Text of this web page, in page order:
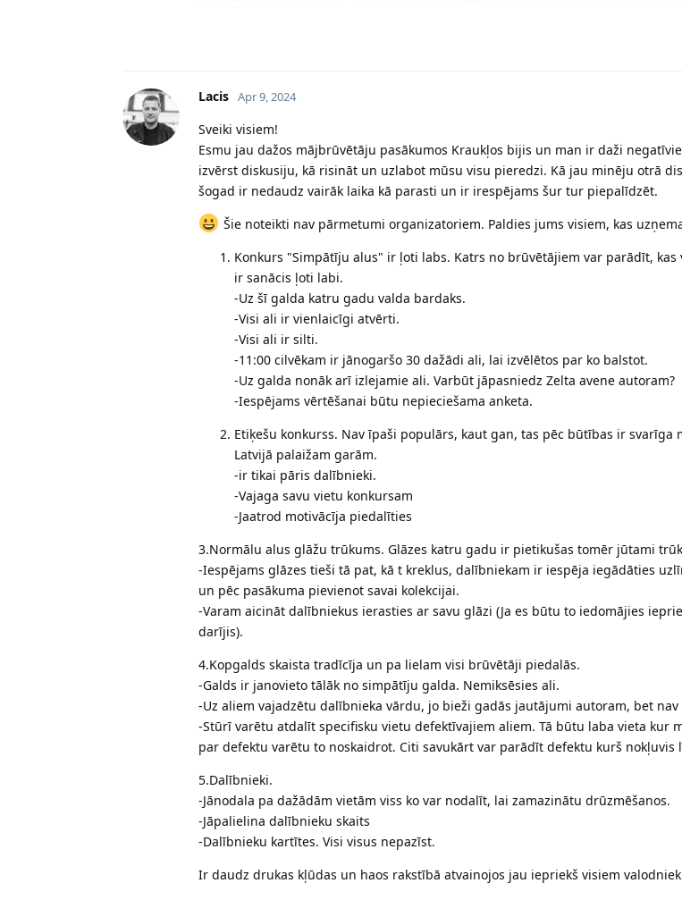
Lacis Apr 9, 2024
Sveiki visiem!
Esmu jau dažos mājbrūvētāju pasākumos Kraukļos bijis un man ir daži
izvērst diskusiju, kā risināt un uzlabot mūsu visu pieredzi. Kā jau minēju otrā
šogad ir nedaudz vairāk laika kā parasti un ir irespējams šur tur piepalīdzēt.
Šie noteikti nav pārmetumi organizatoriem. Paldies jums visiem, kas
Konkurs "Simpātīju alus" ir ļoti labs. Katrs no brūvētājiem var parādīt, kas
ir sanācis ļoti labi.
-Uz šī galda katru gadu valda bardaks.
-Visi ali ir vienlaicīgi atvērti.
-Visi ali ir silti.
-11:00 cilvēkam ir jānogaršo 30 dažādi ali, lai izvēlētos par ko balstot.
-Uz galda nonāk arī izlejamie ali. Varbūt jāpasniedz Zelta avene autoram?
-Iespējams vērtēšanai būtu nepieciešama anketa.
Etiķešu konkurss. Nav īpaši populārs, kaut gan, tas pēc būtības ir svarīga
Latvijā palaižam garām.
-ir tikai pāris dalībnieki.
-Vajaga savu vietu konkursam
-Jaatrod motivācīja piedalīties
3.Normālu alus glāžu trūkums. Glāzes katru gadu ir pietikušas tomēr jūtami
-Iespējams glāzes tieši tā pat, kā t kreklus, dalībniekam ir iespēja iegādāties
un pēc pasākuma pievienot savai kolekcijai.
-Varam aicināt dalībniekus ierasties ar savu glāzi (Ja es būtu to iedomājies
darījis).
4.Kopgalds skaista tradīcīja un pa lielam visi brūvētāji piedalās.
-Galds ir janovieto tālāk no simpātīju galda. Nemiksēsies ali.
-Uz aliem vajadzētu dalībnieka vārdu, jo bieži gadās jautājumi autoram, bet
-Stūrī varētu atdalīt specifisku vietu defektīvajiem aliem. Tā būtu laba vieta kur
par defektu varētu to noskaidrot. Citi savukārt var parādīt defektu kurš nokļuvis
5.Dalībnieki.
-Jānodala pa dažādām vietām viss ko var nodalīt, lai zamazinātu drūzmēšanos.
-Jāpalielina dalībnieku skaits
-Dalībnieku kartītes. Visi visus nepazīst.
Ir daudz drukas kļūdas un haos rakstībā atvainojos jau iepriekš visiem